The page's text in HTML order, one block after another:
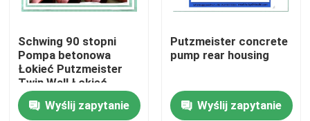
Dom
Produkty
Schwing 90 stopni
Pompa betonowa
Łokieć Putzmeister
Twin Wall Łokieć
10010479
Wyślij zapytanie
Putzmeister concrete
pump rear housing
Wyślij zapytanie